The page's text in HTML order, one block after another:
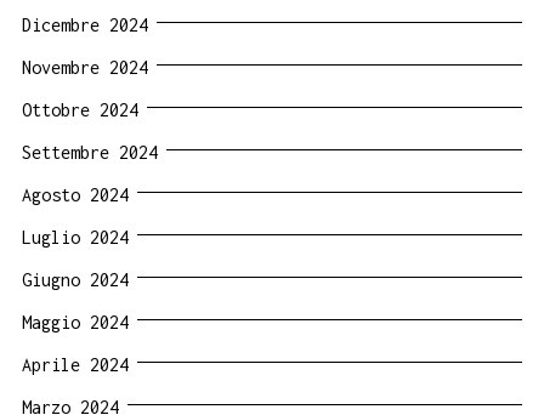
Dicembre 2024
Novembre 2024
Ottobre 2024
Settembre 2024
Agosto 2024
Luglio 2024
Giugno 2024
Maggio 2024
Aprile 2024
Marzo 2024